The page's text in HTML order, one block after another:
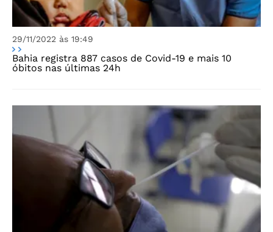
29/11/2022 às 19:49
Bahia registra 887 casos de Covid-19 e mais 10
óbitos nas últimas 24h